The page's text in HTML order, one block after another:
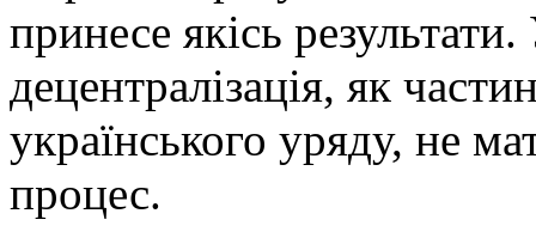
принесе якісь
децентралізація, як
українського уряду, не
процес.